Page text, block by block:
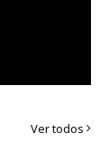
Ver todos